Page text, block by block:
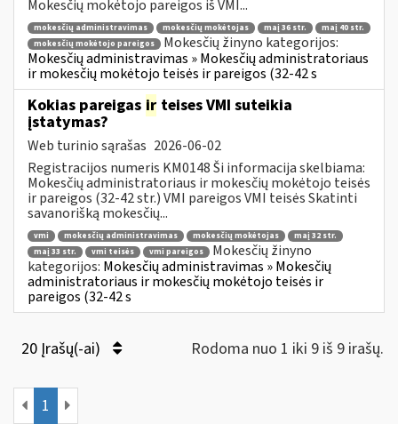
Mokesčių mokėtojo pareigos iš VMI...
mokesčių administravimas mokesčių mokėtojas maį 36 str.
maį 40 str.
mokesčių mokėtojo pareigos
Mokesčių žinyno kategorijos:
Mokesčių administravimas » Mokesčių administratoriaus
ir mokesčių mokėtojo teisės ir pareigos (32-42 s
Kokias pareigas ir teises VMI suteikia
įstatymas?
Web turinio sąrašas 2026-06-02
Registracijos numeris KM0148 Ši informacija skelbiama:
Mokesčių administratoriaus ir mokesčių mokėtojo teisės
ir pareigos (32-42 str.) VMI pareigos VMI teisės Skatinti
savanorišką mokesčių...
vmi mokesčių administravimas mokesčių mokėtojas
maį 32 str.
maį 33 str.
vmi teisės vmi pareigos
Mokesčių žinyno
kategorijos: Mokesčių administravimas » Mokesčių
administratoriaus ir mokesčių mokėtojo teisės ir
pareigos (32-42 s
20 Įrašų(-ai) Rodoma nuo 1 iki 9 iš 9 irašų.
1